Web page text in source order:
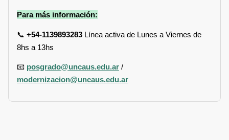
Para más información:
📞 +54-1139893283 Línea activa de Lunes a Viernes de
8hs a 13hs
📧 posgrado@uncaus.edu.ar /
modernizacion@uncaus.edu.ar